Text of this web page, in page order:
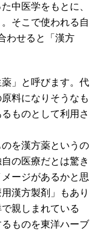
中医学をもとに、
そこで使われる自
わせると「漢方
」と呼びます。代
料になりそうなも
ものとして利用さ
を漢方薬というの
の医療だとは驚き
ージがあるかと思
漢方製剤」もあり
親しまれている
ものを東洋ハーブ